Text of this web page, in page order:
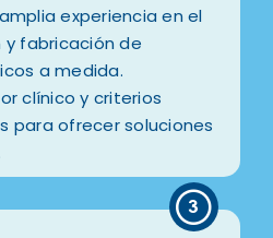
experiencia en el
fabricación de
a medida.
clínico y criterios
para ofrecer soluciones